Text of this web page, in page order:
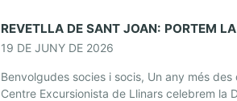
19 DE JUNY DE 2026
Benvolgudes socies i socis, Un any més des
Centre Excursionista de Llinars celebrem la